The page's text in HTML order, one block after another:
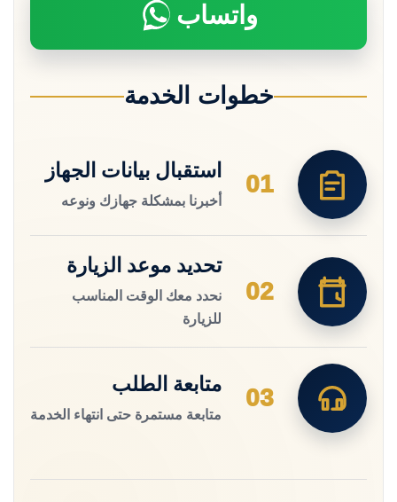
واتساب
خطوات الخدمة
01
استقبال بيانات الجهاز
أخبرنا بمشكلة جهازك ونوعه
02
تحديد موعد الزيارة
نحدد معك الوقت المناسب
للزيارة
03
متابعة الطلب
متابعة مستمرة حتى انتهاء الخدمة